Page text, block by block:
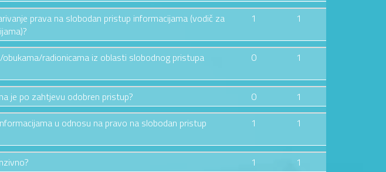
prava na slobodan pristup informacijama (vodič za
1 1
radionicama iz oblasti slobodnog pristupa
0 1
je po zahtjevu odobren pristup? 0
1
u odnosu na pravo na slobodan pristup
1 1
1
1